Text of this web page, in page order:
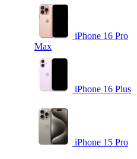
iPhone 16 Pro
Max
iPhone 16 Plus
iPhone 15 Pro